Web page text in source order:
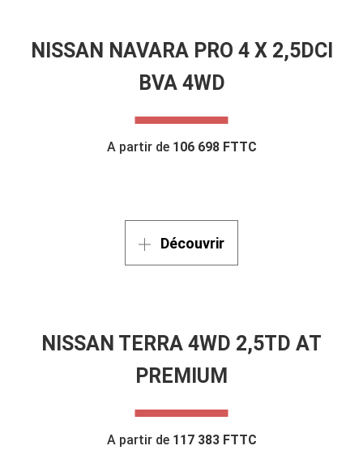
NISSAN NAVARA PRO 4 X 2,5DCI
BVA 4WD
A partir de 106 698 FTTC
Découvrir
NISSAN TERRA 4WD 2,5TD AT
PREMIUM
A partir de 117 383 FTTC